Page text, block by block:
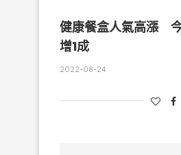
健康餐盒人氣高漲
增1成
2022-08-24